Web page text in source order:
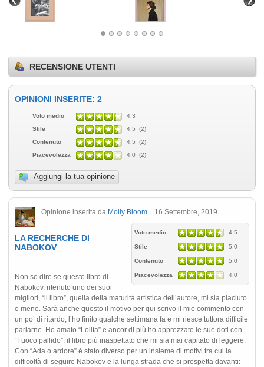
RECENSIONE UTENTI
OPINIONI INSERITE: 2
Voto medio
4.3
Stile
4.5 (2)
Contenuto
4.5 (2)
Piacevolezza
4.0 (2)
Aggiungi la tua opinione
Opinione inserita da Molly Bloom 16 Settembre, 2019
Voto medio 4.5
Stile 5.0
Contenuto 5.0
Piacevolezza 4.0
LA RECHERCHE DI
NABOKOV
Non so dire se questo libro di
Nabokov, ritenuto uno dei suoi
migliori, “il libro”, quella della maturità artistica dell’autore, mi sia piaciuto
o meno. Sarà anche questo il motivo per qui scrivo il mio commento con
un po’ di ritardo, l’ho finito qualche settimana fa e mi riesce tuttora difficile
parlarne. Ho amato “Lolita” e ancor di più ho apprezzato le sue doti con
“Fuoco pallido”, il libro più inaspettato che mi sia mai capitato di leggere.
Con “Ada o ardore” è stato diverso per un insieme di motivi tra cui la
difficoltà di seguire Nabokov e la lunga strada che si prospetta davanti: